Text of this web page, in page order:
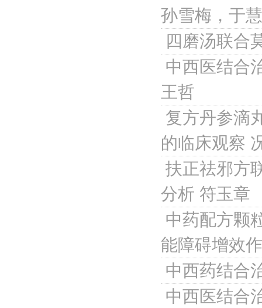
孙雪梅，于
四磨汤联合
中西医结合
王哲
复方丹参滴
的临床观察
扶正祛邪方
分析 符玉章
中药配方颗
能障碍增效
中西药结合
中西医结合